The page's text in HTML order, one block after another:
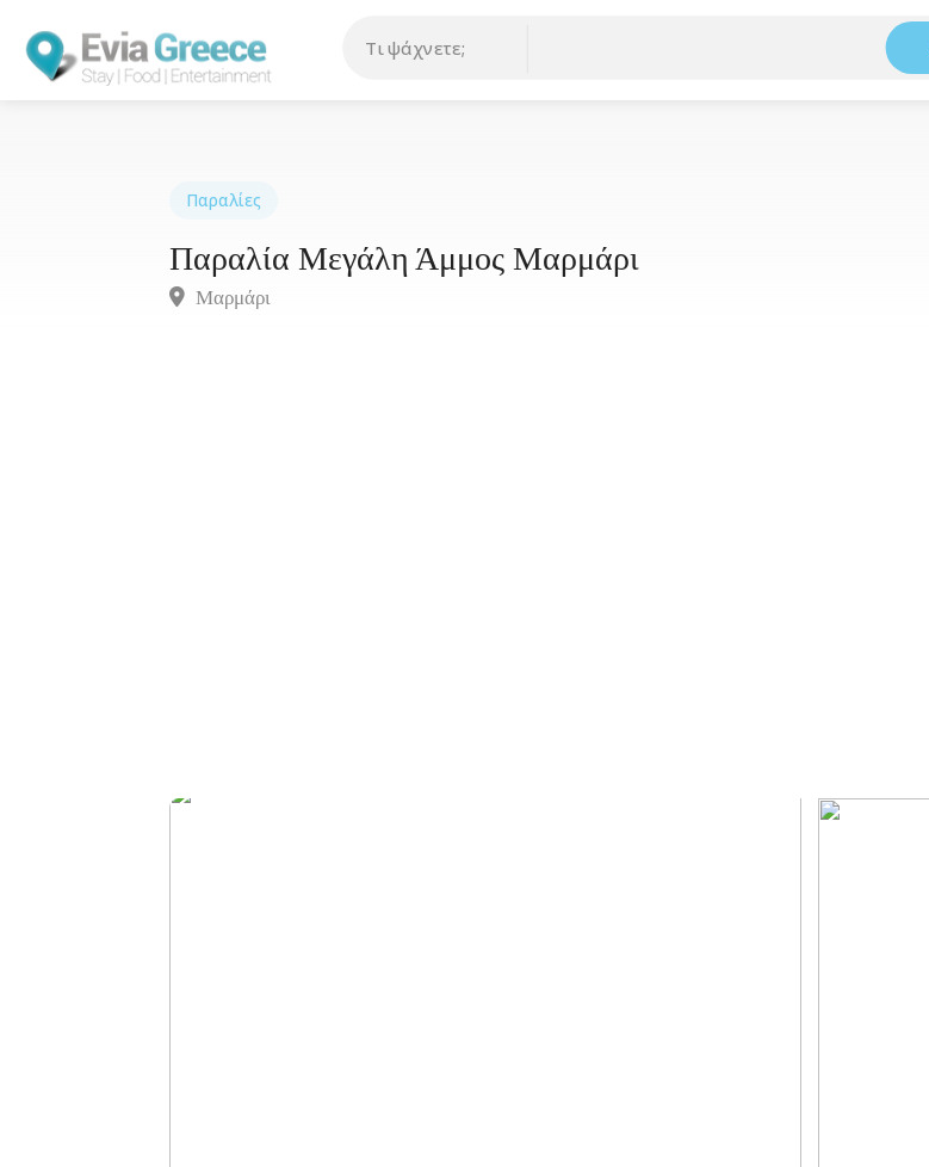
Παραλίες
Παραλία Μεγάλη Άμμος Μαρμάρι
Μαρμάρι